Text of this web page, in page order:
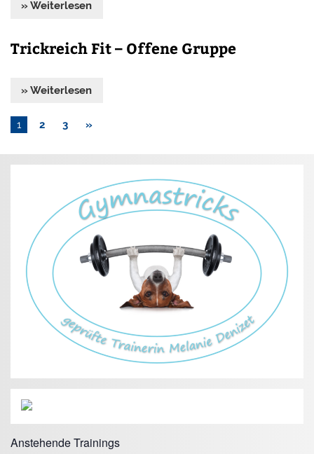
» Weiterlesen
Trickreich Fit – Offene Gruppe
» Weiterlesen
1 2 3 »
Anstehende Trainings